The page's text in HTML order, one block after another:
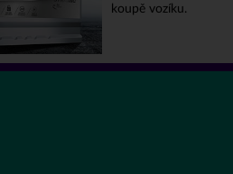
koupě vozíku.